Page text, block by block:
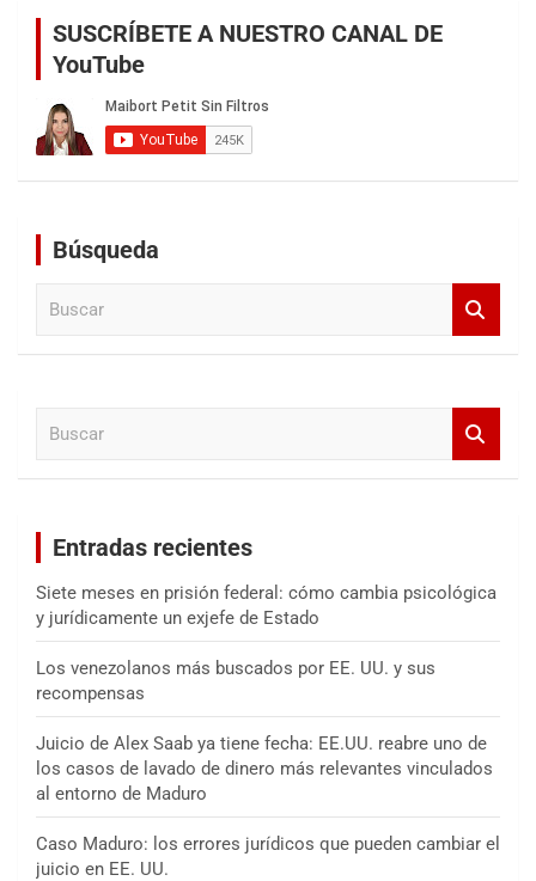
SUSCRÍBETE A NUESTRO CANAL DE
YouTube
Búsqueda
Entradas recientes
Siete meses en prisión federal: cómo cambia psicológica
y jurídicamente un exjefe de Estado
Los venezolanos más buscados por EE. UU. y sus
recompensas
Juicio de Alex Saab ya tiene fecha: EE.UU. reabre uno de
los casos de lavado de dinero más relevantes vinculados
al entorno de Maduro
Caso Maduro: los errores jurídicos que pueden cambiar el
juicio en EE. UU.